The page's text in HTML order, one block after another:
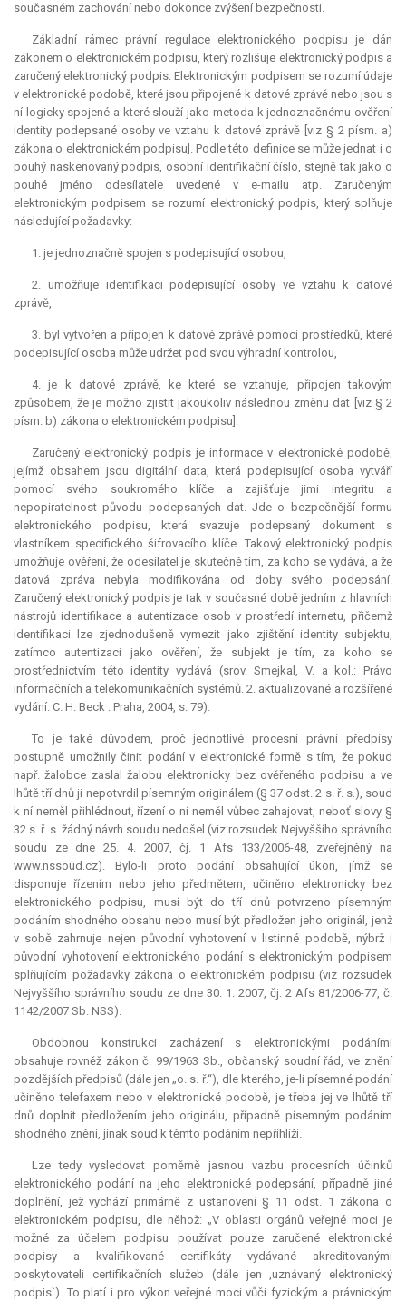
současném zachování nebo dokonce zvýšení bezpečnosti.
Základní rámec právní regulace elektronického podpisu je dán
zákonem o elektronickém podpisu, který rozlišuje elektronický podpis a
zaručený elektronický podpis. Elektronickým podpisem se rozumí údaje
v elektronické podobě, které jsou připojené k datové zprávě nebo jsou s
ní logicky spojené a které slouží jako metoda k jednoznačnému ověření
identity podepsané osoby ve vztahu k datové zprávě [viz § 2 písm. a)
zákona o elektronickém podpisu]. Podle této definice se může jednat i o
pouhý naskenovaný podpis, osobní identifikační číslo, stejně tak jako o
pouhé jméno odesílatele uvedené v e-mailu atp. Zaručeným
elektronickým podpisem se rozumí elektronický podpis, který splňuje
následující požadavky:
1. je jednoznačně spojen s podepisující osobou,
2. umožňuje identifikaci podepisující osoby ve vztahu k datové
zprávě,
3. byl vytvořen a připojen k datové zprávě pomocí prostředků, které
podepisující osoba může udržet pod svou výhradní kontrolou,
4. je k datové zprávě, ke které se vztahuje, připojen takovým
způsobem, že je možno zjistit jakoukoliv následnou změnu dat [viz § 2
písm. b) zákona o elektronickém podpisu].
Zaručený elektronický podpis je informace v elektronické podobě,
jejímž obsahem jsou digitální data, která podepisující osoba vytváří
pomocí svého soukromého klíče a zajišťuje jimi integritu a
nepopiratelnost původu podepsaných dat. Jde o bezpečnější formu
elektronického podpisu, která svazuje podepsaný dokument s
vlastníkem specifického šifrovacího klíče. Takový elektronický podpis
umožňuje ověření, že odesílatel je skutečně tím, za koho se vydává, a že
datová zpráva nebyla modifikována od doby svého podepsání.
Zaručený elektronický podpis je tak v současné době jedním z hlavních
nástrojů identifikace a autentizace osob v prostředí internetu, přičemž
identifikaci lze zjednodušeně vymezit jako zjištění identity subjektu,
zatímco autentizaci jako ověření, že subjekt je tím, za koho se
prostřednictvím této identity vydává (srov. Smejkal, V. a kol.: Právo
informačních a telekomunikačních systémů. 2. aktualizované a rozšířené
vydání. C. H. Beck : Praha, 2004, s. 79).
To je také důvodem, proč jednotlivé procesní právní předpisy
postupně umožnily činit podání v elektronické formě s tím, že pokud
např. žalobce zaslal žalobu elektronicky bez ověřeného podpisu a ve
lhůtě tří dnů ji nepotvrdil písemným originálem (§ 37 odst. 2 s. ř. s.), soud
k ní neměl přihlédnout, řízení o ní neměl vůbec zahajovat, neboť slovy §
32 s. ř. s. žádný návrh soudu nedošel (viz rozsudek Nejvyššího správního
soudu ze dne 25. 4. 2007, čj. 1 Afs 133/2006-48, zveřejněný na
www.nssoud.cz). Bylo-li proto podání obsahující úkon, jímž se
disponuje řízením nebo jeho předmětem, učiněno elektronicky bez
elektronického podpisu, musí být do tří dnů potvrzeno písemným
podáním shodného obsahu nebo musí být předložen jeho originál, jenž
v sobě zahrnuje nejen původní vyhotovení v listinné podobě, nýbrž i
původní vyhotovení elektronického podání s elektronickým podpisem
splňujícím požadavky zákona o elektronickém podpisu (viz rozsudek
Nejvyššího správního soudu ze dne 30. 1. 2007, čj. 2 Afs 81/2006-77, č.
1142/2007 Sb. NSS).
Obdobnou konstrukci zacházení s elektronickými podáními
obsahuje rovněž zákon č. 99/1963 Sb., občanský soudní řád, ve znění
pozdějších předpisů (dále jen „o. s. ř.“), dle kterého, je-li písemné podání
učiněno telefaxem nebo v elektronické podobě, je třeba jej ve lhůtě tří
dnů doplnit předložením jeho originálu, případně písemným podáním
shodného znění, jinak soud k těmto podáním nepřihlíží.
Lze tedy vysledovat poměrně jasnou vazbu procesních účinků
elektronického podání na jeho elektronické podepsání, případně jiné
doplnění, jež vychází primárně z ustanovení § 11 odst. 1 zákona o
elektronickém podpisu, dle něhož: „V oblasti orgánů veřejné moci je
možné za účelem podpisu používat pouze zaručené elektronické
podpisy a kvalifikované certifikáty vydávané akreditovanými
poskytovateli certifikačních služeb (dále jen ,uznávaný elektronický
podpis`). To platí i pro výkon veřejné moci vůči fyzickým a právnickým